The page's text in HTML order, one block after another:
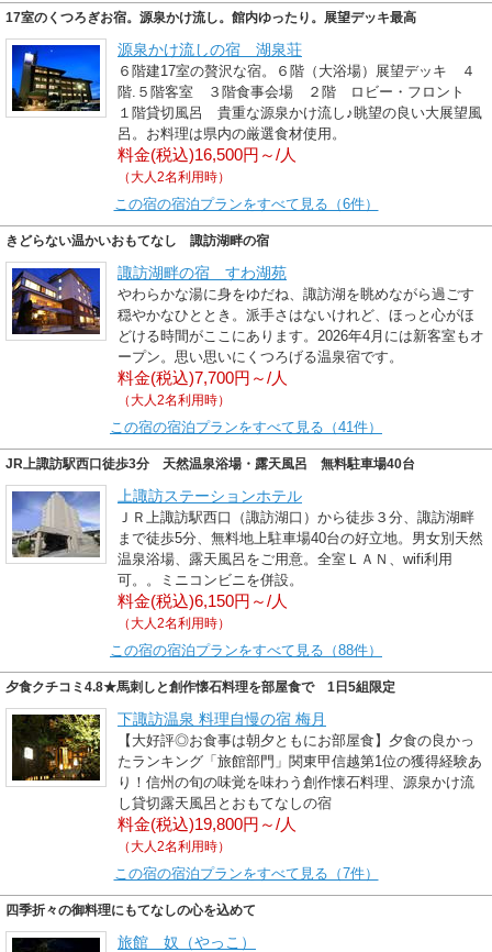
17室のくつろぎお宿。源泉かけ流し。館内ゆったり。展望デッキ最高
源泉かけ流しの宿 湖泉荘
６階建17室の贅沢な宿。６階（大浴場）展望デッキ ４
階.５階客室 ３階食事会場 ２階 ロビー・フロント
１階貸切風呂 貴重な源泉かけ流し♪眺望の良い大展望風
呂。お料理は県内の厳選食材使用。
料金(税込)16,500円～/人
（大人2名利用時）
この宿の宿泊プランをすべて見る（6件）
きどらない温かいおもてなし 諏訪湖畔の宿
諏訪湖畔の宿 すわ湖苑
やわらかな湯に身をゆだね、諏訪湖を眺めながら過ごす
穏やかなひととき。派手さはないけれど、ほっと心がほ
どける時間がここにあります。2026年4月には新客室もオ
ープン。思い思いにくつろげる温泉宿です。
料金(税込)7,700円～/人
（大人2名利用時）
この宿の宿泊プランをすべて見る（41件）
JR上諏訪駅西口徒歩3分 天然温泉浴場・露天風呂 無料駐車場40台
上諏訪ステーションホテル
ＪＲ上諏訪駅西口（諏訪湖口）から徒歩３分、諏訪湖畔
まで徒歩5分、無料地上駐車場40台の好立地。男女別天然
温泉浴場、露天風呂をご用意。全室ＬＡＮ、wifi利用
可。。ミニコンビニを併設。
料金(税込)6,150円～/人
（大人2名利用時）
この宿の宿泊プランをすべて見る（88件）
夕食クチコミ4.8★馬刺しと創作懐石料理を部屋食で 1日5組限定
下諏訪温泉 料理自慢の宿 梅月
【大好評◎お食事は朝夕ともにお部屋食】夕食の良かっ
たランキング「旅館部門」関東甲信越第1位の獲得経験あ
り！信州の旬の味覚を味わう創作懐石料理、源泉かけ流
し貸切露天風呂とおもてなしの宿
料金(税込)19,800円～/人
（大人2名利用時）
この宿の宿泊プランをすべて見る（7件）
四季折々の御料理にもてなしの心を込めて
旅館 奴（やっこ）